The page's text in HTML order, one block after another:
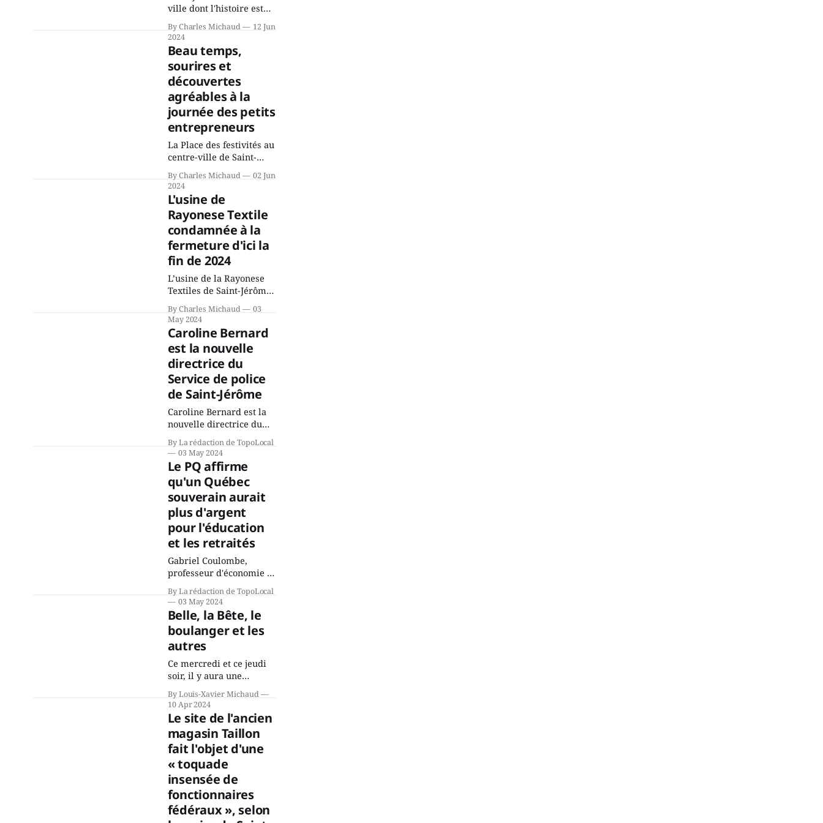
nationale, au parc
Jérôme, dans la soirée du
23 juin. Les pieds
tapaient, les voix
ville dont l'histoire est
orientée nord-sud. La
ville, qui s'est longtemps
appelée « Le seuil des
Laurentides » de par sa
position au pied des
montagnes, occupe une
position centrale, à
cheval sur des millions
de déplacements annuels
entre Montréal et la
région
By Charles Michaud
12 Jun
2024
Beau temps,
sourires et
découvertes
agréables à la
journée des petits
entrepreneurs
La Place des festivités au
centre-ville de Saint-
Jérôme a acceuilli
samedi quelques
dizaines de kiosques très
animés par un beau
samedi de début juin.
Des jeunes, des familles,
des écoles, bref, toute
une série de « jeunes
entrepreneurs » venus
vendre du thé glacé, des
semis, de l'artisanat,
By Charles Michaud
02 Jun
2024
L'usine de
Rayonese Textile
condamnée à la
fermeture d'ici la
fin de 2024
L’usine de la Rayonese
Textiles de Saint-Jérôme
fermera
progressivement au
cours des prochains
mois, la compagnie
propriétaire de l’usine
projette que l’opération
sera complète d’ici le fin
de 2024. Située à
proximité de la sortie 43
de l’autoroute 15, elle
fait partie du paysage
By Charles Michaud
03
May 2024
Caroline Bernard
est la nouvelle
directrice du
Service de police
de Saint-Jérôme
Caroline Bernard est la
nouvelle directrice du
Service de police de
Saint-Jérôme. Elle s’est
jointe au service en 1993,
d’abord comme
patrouilleuse, puis
comme enquêteuse.
Depuis 2014, elle
occupait le poste de
directrice adjointe.
Titulaire d’un certificat
en gestion policière de
l’Université du Québec à
By La rédaction de TopoLocal
03 May 2024
Le PQ affirme
qu'un Québec
souverain aurait
plus d'argent
pour l'éducation
et les retraités
Gabriel Coulombe,
professeur d'économie et
porte-parole du Parti
Québécois, présentait le
27 avril à Saint-Jérôme la
version courante du
Budget de l'an 1 du PQ.
Une soixantaine de
personnes y ont assisté.
Le président du PQ
Saint-Jérôme, Philip
Lapalme, a fait écho au
By La rédaction de TopoLocal
03 May 2024
Belle, la Bête, le
boulanger et les
autres
Ce mercredi et ce jeudi
soir, il y aura une
rencontre entre une
jeune fille qui aime lire
et une bête affreuse qui –
attention ! – est en fait un
prince. Cette histoire
sera interprétée, chantée
et jouée par les élèves de
l'École polyvalente Saint-
Jérôme, sur les planches
de
By Louis-Xavier Michaud
10 Apr 2024
Le site de l'ancien
magasin Taillon
fait l'objet d'une
« toquade
insensée de
fonctionnaires
fédéraux », selon